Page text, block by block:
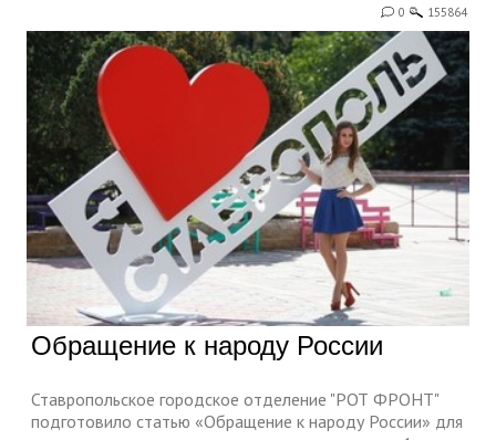
0 155864
Обращение к народу России
Ставропольское городское отделение "РОТ ФРОНТ"
подготовило статью «Обращение к народу России» для